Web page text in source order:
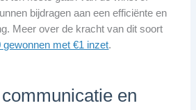
bijdragen aan een efficiënte en
Meer over de kracht van dit soort
gewonnen met €1 inzet.
en